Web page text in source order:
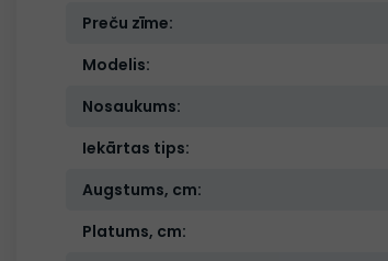
Preču zīme:
Modelis:
Nosaukums:
Iekārtas tips:
Augstums, cm:
Platums, cm: